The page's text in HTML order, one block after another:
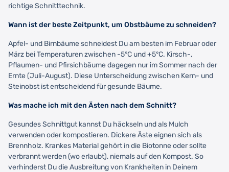
richtige Schnitttechnik.
Wann ist der beste Zeitpunkt, um Obstbäume zu schneiden?
Apfel- und Birnbäume schneidest Du am besten im Februar oder
März bei Temperaturen zwischen -5°C und +5°C. Kirsch-,
Pflaumen- und Pfirsichbäume dagegen nur im Sommer nach der
Ernte (Juli-August). Diese Unterscheidung zwischen Kern- und
Steinobst ist entscheidend für gesunde Bäume.
Was mache ich mit den Ästen nach dem Schnitt?
Gesundes Schnittgut kannst Du häckseln und als Mulch
verwenden oder kompostieren. Dickere Äste eignen sich als
Brennholz. Krankes Material gehört in die Biotonne oder sollte
verbrannt werden (wo erlaubt), niemals auf den Kompost. So
verhinderst Du die Ausbreitung von Krankheiten in Deinem